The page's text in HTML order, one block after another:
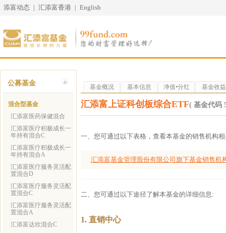
添富动态 | 汇添富香港 | English
公募基金
混合型基金
汇添富医药保健混合
汇添富医疗积极成长一
年持有混合C
汇添富医疗积极成长一
年持有混合A
汇添富医疗服务灵活配
置混合D
汇添富医疗服务灵活配
置混合C
汇添富医疗服务灵活配
置混合A
汇添富达欣混合C
基金概况 基本信息 净值•分红 基金收益
汇添富上证科创板综合ETF( 基金代码
一、您可通过以下表格，查看本基金的销售机构
汇添富基金管理股份有限公司旗下基金销售机
二、您可通过以下途径了解本基金的详细信息:
1. 直销中心